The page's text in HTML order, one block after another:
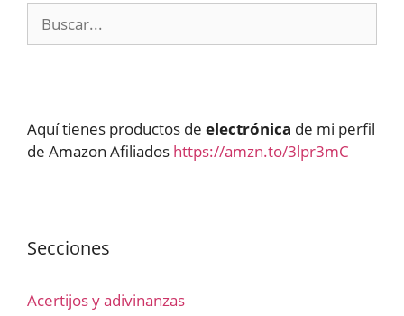
Aquí tienes productos de electrónica de mi perfil
de Amazon Afiliados https://amzn.to/3lpr3mC
Secciones
Acertijos y adivinanzas